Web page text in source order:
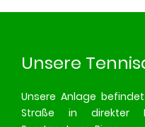
Unsere
Unsere Anlage
Straße in direkter